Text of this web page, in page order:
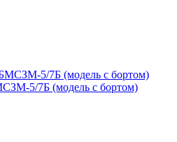
5/7Б (модель с бортом)